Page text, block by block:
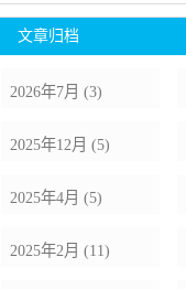
文章归档
2026年7月 (3)
2025年12月 (5)
2025年4月 (5)
2025年2月 (11)